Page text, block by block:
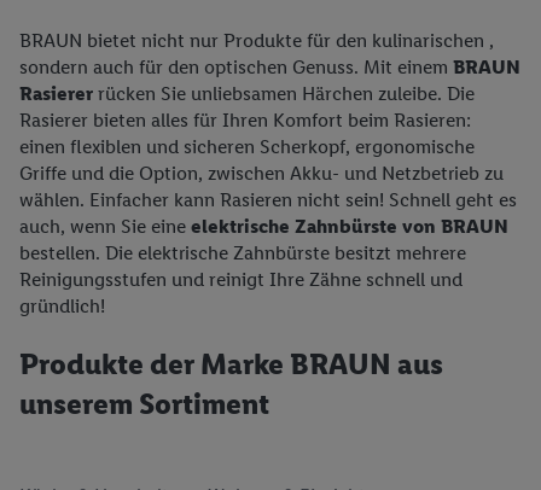
BRAUN bietet nicht nur Produkte für den kulinarischen ,
sondern auch für den optischen Genuss. Mit einem BRAUN
Rasierer rücken Sie unliebsamen Härchen zuleibe. Die
Rasierer bieten alles für Ihren Komfort beim Rasieren:
einen flexiblen und sicheren Scherkopf, ergonomische
Griffe und die Option, zwischen Akku- und Netzbetrieb zu
wählen. Einfacher kann Rasieren nicht sein! Schnell geht es
auch, wenn Sie eine elektrische Zahnbürste von BRAUN
bestellen. Die elektrische Zahnbürste besitzt mehrere
Reinigungsstufen und reinigt Ihre Zähne schnell und
gründlich!
Produkte der Marke BRAUN aus
unserem Sortiment